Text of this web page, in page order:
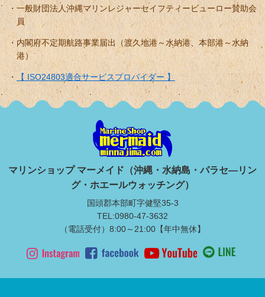
一般財団法人沖縄マリンレジャーセイフティービューロー賛助会
員
内閣府不定期航路事業届出（渡久地港～水納港、本部港～水納
港）
【 ISO24803適合サービスプロバイダー 】
マリンショップ マーメイド（沖縄・水納島・パラセ―リン
グ・ホエールウォッチング）
国頭郡本部町字健堅35-3
TEL:0980-47-3632
（電話受付）8:00～21:00【年中無休】